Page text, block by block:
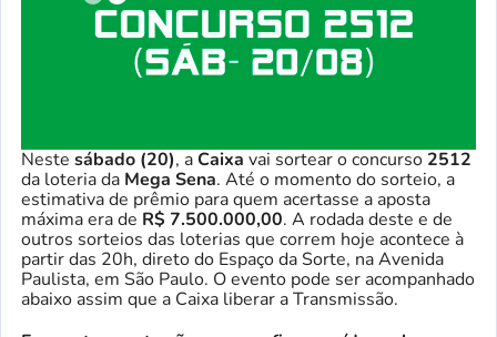
Neste sábado (20), aCaixa vai sortear o concurso 2512
da loteria da Mega Sena. Até o momento do sorteio, a
estimativa de prêmio para quem acertasse a aposta
máxima era de R$ 7.500.000,00. A rodada deste e de
outros sorteios das loterias que correm hoje acontece à
partir das 20h, direto do Espaço da Sorte, na Avenida
Paulista, em São Paulo. O evento pode ser acompanhado
abaixo assim que a Caixa liberar a Transmissão.